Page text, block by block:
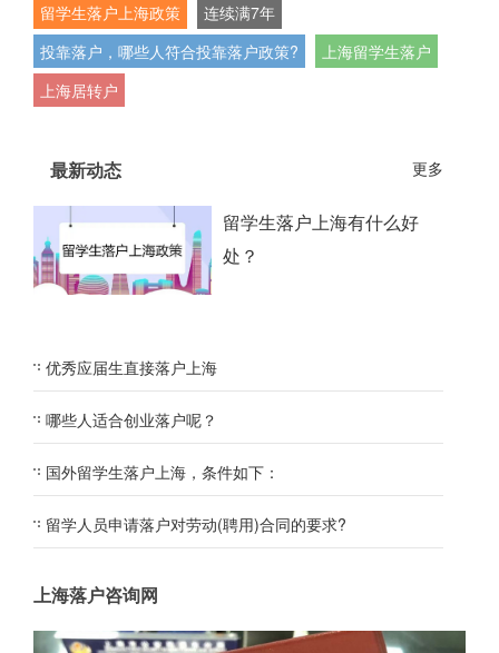
留学生落户上海政策
连续满7年
投靠落户，哪些人符合投靠落户政策?
上海留学生落户
上海居转户
最新动态 更多
留学生落户上海有什么好
处？
优秀应届生直接落户上海
哪些人适合创业落户呢？
国外留学生落户上海，条件如下：
留学人员申请落户对劳动(聘用)合同的要求?
上海落户咨询网